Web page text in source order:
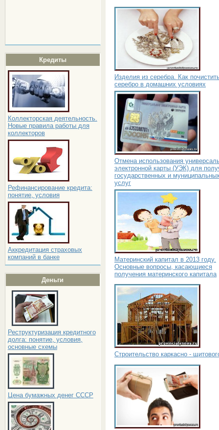
Кредиты
Коллекторская деятельность.
Новые правила работы для
коллекторов
Рефинансирование кредита:
понятие, условия
Аккредитация страховых
компаний в банке
Деньги
Реструктуризация кредитного
долга: понятие, условия,
основные схемы
Цена бумажных денег СССР
Изделия из серебра. Как
серебро в домашних условиях
Отмена использования
электронной карты (УЭК) для
государственных и
услуг
Материнский капитал в 2013 году.
Основные вопросы, касающиеся
получения материнского капитала
Строительство каркасно -